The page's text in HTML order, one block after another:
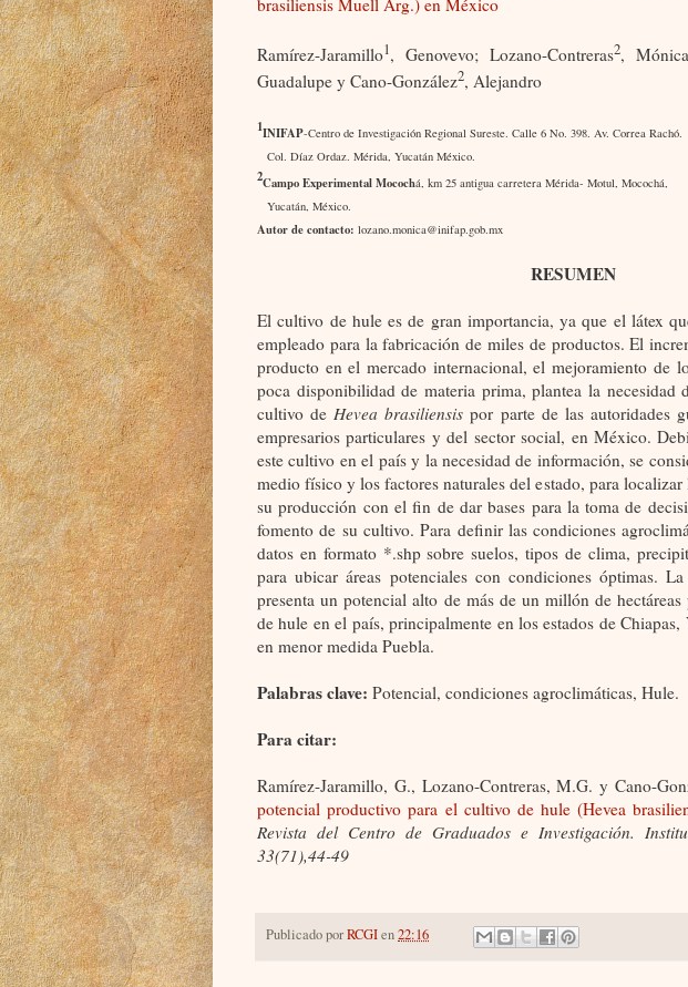
Ramírez-Jaramillo1, Genovevo; Lozano-Contreras2, Mónica
Guadalupe y Cano-González2, Alejandro
1INIFAP-Centro de Investigación Regional Sureste. Calle 6 No. 398. Av. Correa Rachó.
Col. Díaz Ordaz. Mérida, Yucatán México.
2Campo Experimental Mocochá, km 25 antigua carretera Mérida- Motul, Mocochá,
Yucatán, México.
Autor de contacto: lozano.monica@inifap.gob.mx
RESUMEN
El cultivo de hule es de gran importancia, ya que el látex
empleado para la fabricación de miles de productos. El
producto en el mercado internacional, el mejoramiento de
poca disponibilidad de materia prima, plantea la necesidad
cultivo deHevea brasiliensis por parte de las autoridades
empresarios particulares y del sector social, en México.
este cultivo en el país y la necesidad de información, se
medio físico y los factores naturales del estado, para localizar
su producción con el fin de dar bases para la toma de
fomento de su cultivo. Para definir las condiciones
datos en formato *.shp sobre suelos, tipos de clima,
para ubicar áreas potenciales con condiciones óptimas.
presenta un potencial alto de más de un millón de
de hule en el país, principalmente en los estados de Chiapas,
en menor medida Puebla.
Palabras clave: Potencial, condiciones agroclimáticas, Hule.
Para citar:
Ramírez-Jaramillo, G., Lozano-Contreras, M.G. y Cano-
potencial productivo para el cultivo de hule (Hevea
Revista del Centro de Graduados e Investigación.
33(71),44-49
Publicado porRCGIen22:16